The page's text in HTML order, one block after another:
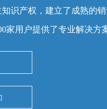
知识产权，建立了成熟的
家用户提供了专业解决方